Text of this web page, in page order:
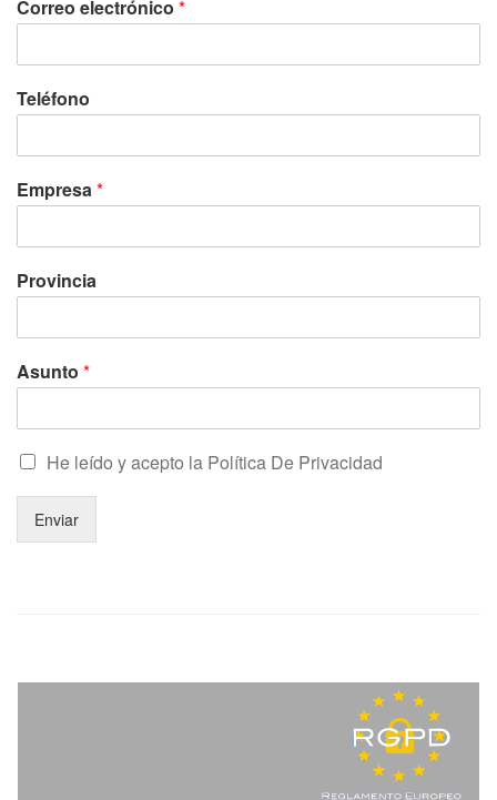
Correo electrónico *
Teléfono
Empresa*
Provincia
Asunto *
He leído y acepto la Política De Privacidad
Enviar